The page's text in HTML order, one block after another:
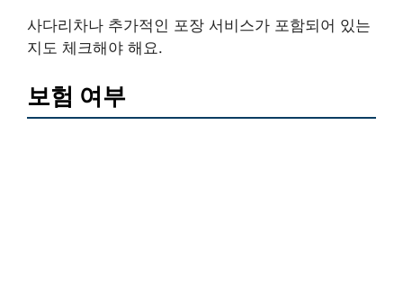
사다리차나 추가적인 포장 서비스가 포함되어 있는
지도 체크해야 해요.
보험 여부